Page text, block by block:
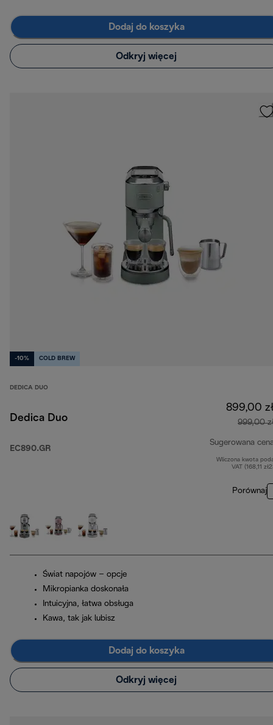
Dodaj do koszyka
Odkryj więcej
-10% COLD BREW
DEDICA DUO
Dedica Duo
EC890.GR
899,00
999,00
Sugerowana
Wliczona kwota
VAT (168,11
Porównaj
Świat napojów – opcje
Mikropianka doskonała
Intuicyjna, łatwa obsługa
Kawa, tak jak lubisz
Dodaj do koszyka
Odkryj więcej